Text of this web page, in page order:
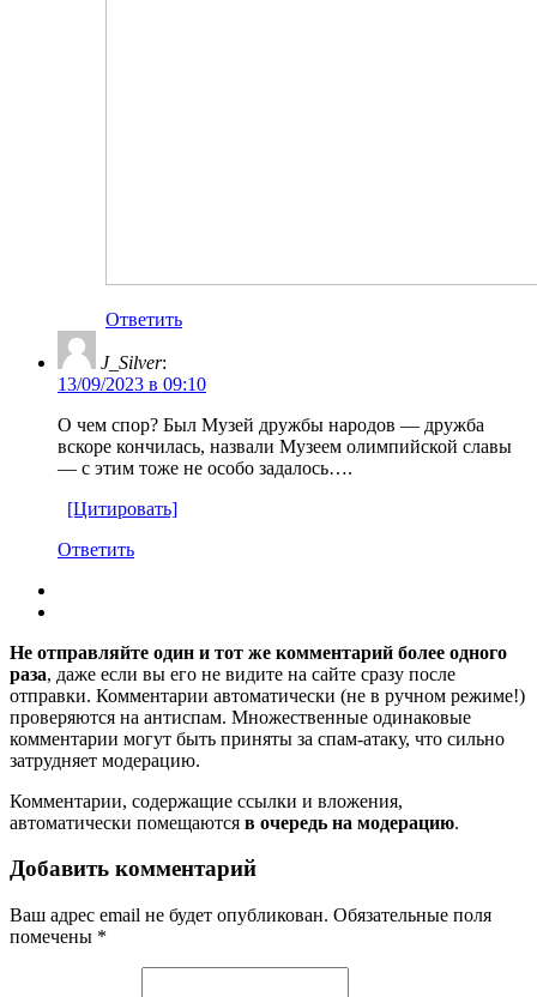
Ответить
J_Silver:
13/09/2023 в 09:10
О чем спор? Был Музей дружбы народов — дружба
вскоре кончилась, назвали Музеем олимпийской славы
— с этим тоже не особо задалось….
[Цитировать]
Ответить
Не отправляйте один и тот же комментарий более одного
раза, даже если вы его не видите на сайте сразу после
отправки. Комментарии автоматически (не в ручном режиме!)
проверяются на антиспам. Множественные одинаковые
комментарии могут быть приняты за спам-атаку, что сильно
затрудняет модерацию.
Комментарии, содержащие ссылки и вложения,
автоматически помещаются в очередь на модерацию.
Добавить комментарий
Ваш адрес email не будет опубликован. Обязательные поля
помечены *